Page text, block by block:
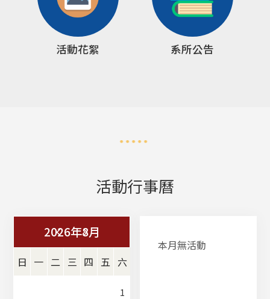
活動花絮 系所公告
活動行事曆
2026年8月
日 一 二 三 四 五 六
1
本月無活動